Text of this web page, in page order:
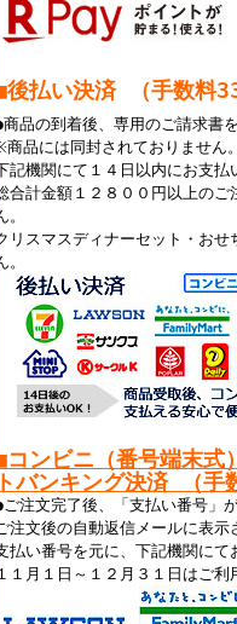
後払い決済 （手数料
商品の到着後、専用のご請求書
商品には同封されておりません
記機関にて１４日以内にお支払
合計金額１２８００円以上のご
。
リスマスディナーセット・おせ
。
コンビニ（番号端末式
トバンキング決済 （手
ご注文完了後、「支払い番号」
注文後の自動返信メールに表示
払い番号を元に、下記機関にて
１月１日～１２月３１日はご利